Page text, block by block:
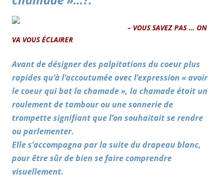
– VOUS SAVEZ PAS … ON
VA VOUS ÉCLAIRER
Avant de désigner des palpitations du coeur plus
rapides qu’à l’accoutumée avec l’expression « avoir
le coeur qui bat la chamade », la chamade était un
roulement de tambour ou une sonnerie de
trompette signifiant que l’on souhaitait se rendre
ou parlementer.
Elle s’accompagna par la suite du drapeau blanc,
pour être sûr de bien se faire comprendre
visuellement.